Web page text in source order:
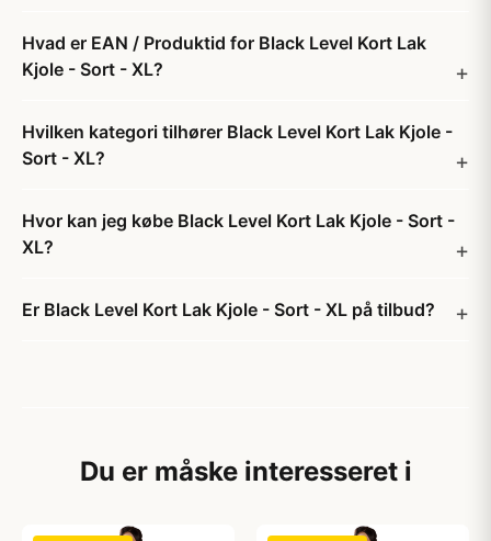
Hvad er EAN / Produktid for Black Level Kort Lak
Kjole - Sort - XL?
Hvilken kategori tilhører Black Level Kort Lak Kjole -
Sort - XL?
Hvor kan jeg købe Black Level Kort Lak Kjole - Sort -
XL?
Er Black Level Kort Lak Kjole - Sort - XL på tilbud?
Du er måske interesseret i